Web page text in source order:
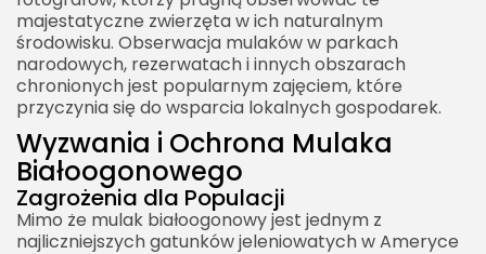
majestatyczne zwierzęta w ich naturalnym
środowisku. Obserwacja mulaków w parkach
narodowych, rezerwatach i innych obszarach
chronionych jest popularnym zajęciem, które
przyczynia się do wsparcia lokalnych gospodarek.
Wyzwania i Ochrona Mulaka
Białoogonowego
Zagrożenia dla Populacji
Mimo że mulak białoogonowy jest jednym z
najliczniejszych gatunków jeleniowatych w Ameryce